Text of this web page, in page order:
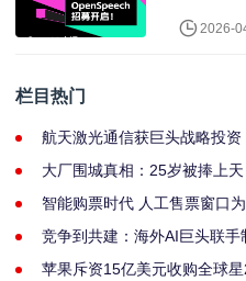
2026-
栏目热门
航天激光通信获巨头战略投
大厂围城真相：25岁被捧上
智能购票时代 人工售票窗口
竞争到共建：海外AI巨头联手
苹果斥资15亿美元收购全球星